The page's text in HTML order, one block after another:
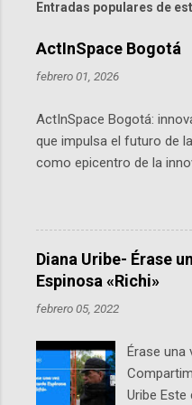
Entradas populares de
ActInSpace Bogotá
febrero 01, 2026
ActInSpace Bogotá:
que impulsa el futuro de
como epicentro de la
hackathon global que
Agencia Espacial
la vida cotidiana. Este
Planetario de Bogotá del
Andes, reúne a expertos
Colombia y líderes del
por qué importa en
competencia mundial
ciudades, donde
Diana Uribe- Érase
Espinosa «Richi»
febrero 05, 2022
Érase una
Uribe